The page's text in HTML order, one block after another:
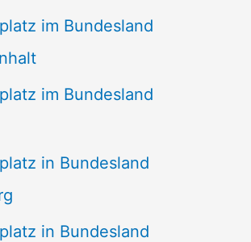
im Bundesland
im Bundesland
in Bundesland
in Bundesland